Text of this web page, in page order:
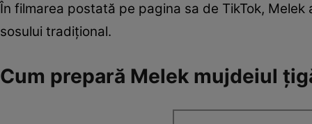
În filmarea postată pe pagina sa de TikTok,
sosului tradițional.
Cum prepară Melek mujdeiul